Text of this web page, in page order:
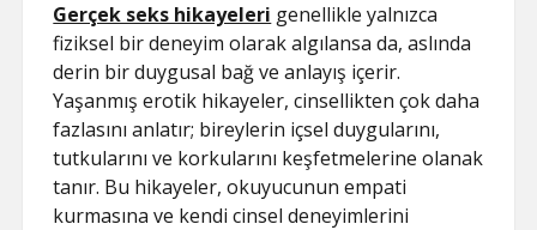
Gerçek seks hikayeleri genellikle yalnızca
fiziksel bir deneyim olarak algılansa da, aslında
derin bir duygusal bağ ve anlayış içerir.
Yaşanmış erotik hikayeler, cinsellikten çok daha
fazlasını anlatır; bireylerin içsel duygularını,
tutkularını ve korkularını keşfetmelerine olanak
tanır. Bu hikayeler, okuyucunun empati
kurmasına ve kendi cinsel deneyimlerini